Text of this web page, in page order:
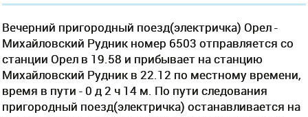
Вечерний пригородный поезд(электричка) Орел -
Михайловский Рудник номер 6503 отправляется со
станции Орел в 19.58 и прибывает на станцию
Михайловский Рудник в 22.12 по местному времени,
время в пути - 0 д 2 ч 14 м. По пути следования
пригородный поезд(электричка) останавливается на